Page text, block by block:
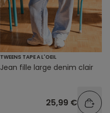
TWEENS TAPE A L'OEIL
Jean fille large denim clair
25,99 €